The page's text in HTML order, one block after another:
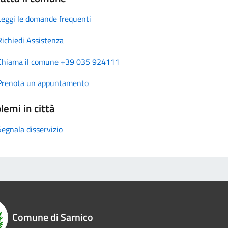
le domande frequenti
Assistenza
il comune +39 035 924111
un appuntamento
in città
disservizio
Comune di Sarnico